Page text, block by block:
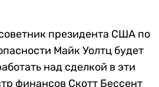
президента США по
Майк Уолтц будет
над сделкой в эти
финансов Скотт Бессент